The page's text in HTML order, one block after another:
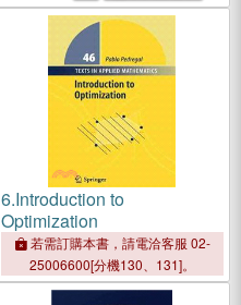
6.Introduction to
Optimization
若需訂購本書，請電洽客服 02-
25006600[分機130、131]。